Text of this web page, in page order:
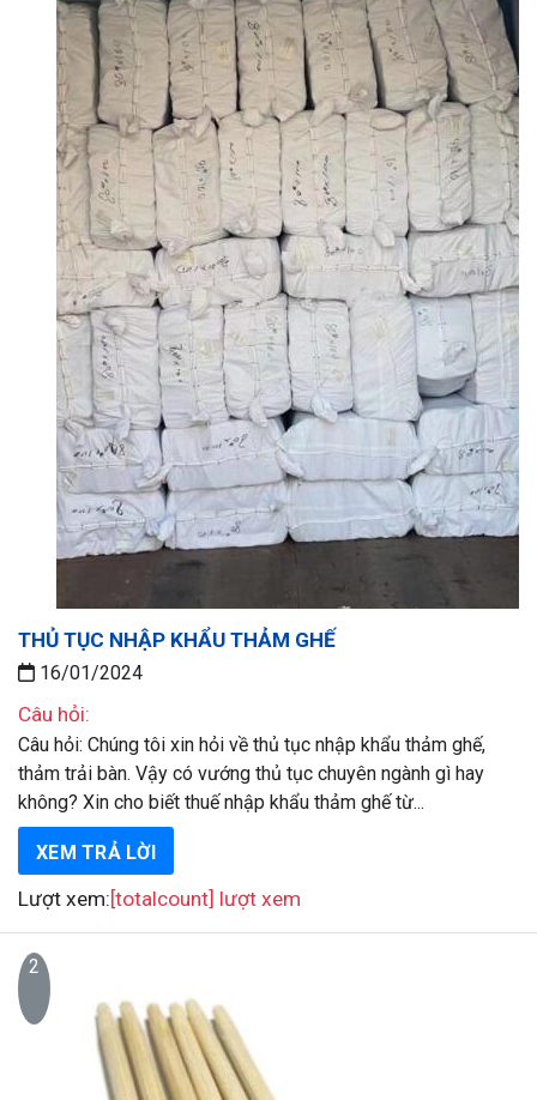
THỦ TỤC NHẬP KHẨU THẢM GHẾ
16/01/2024
Câu hỏi:
Câu hỏi: Chúng tôi xin hỏi về thủ tục nhập khẩu thảm ghế,
thảm trải bàn. Vậy có vướng thủ tục chuyên ngành gì hay
không? Xin cho biết thuế nhập khẩu thảm ghế từ...
XEM TRẢ LỜI
Lượt xem: [totalcount] lượt xem
2